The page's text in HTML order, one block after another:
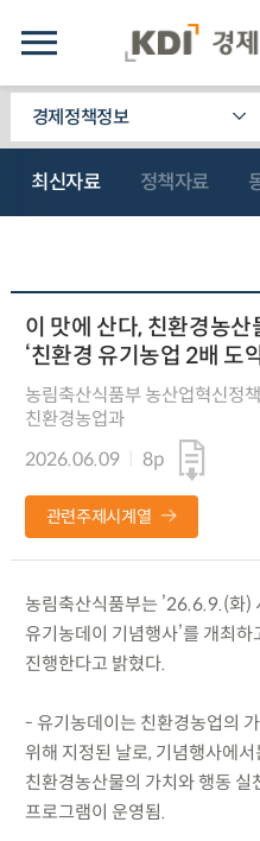
경제정책정보
최신자료 정책자료
이 맛에 산다, 친환경농
‘친환경 유기농업 2배 도
농림축산식품부 농산업혁신정
친환경농업과
2026.06.09
8p
관련주제시계열
농림축산식품부는 ’26.6.9.(화)
유기농데이 기념행사’를 개최
진행한다고 밝혔다.
- 유기농데이는 친환경농업의
위해 지정된 날로, 기념행사에
친환경농산물의 가치와 행동
프로그램이 운영됨.